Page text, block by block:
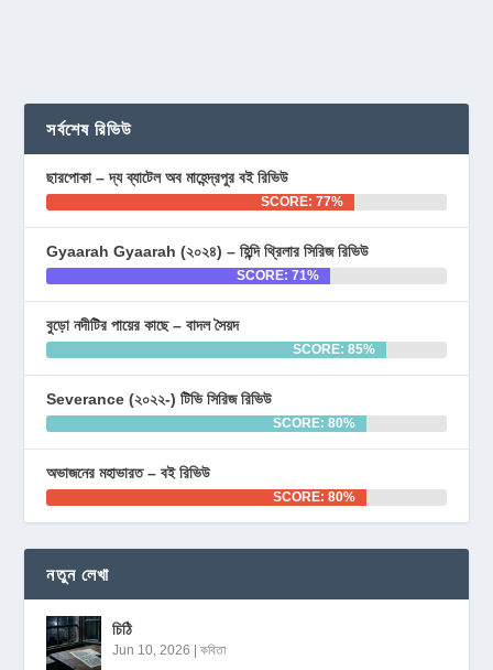
সর্বশেষ রিভিউ
ছারপোকা – দ্য ব্যাটেল অব মাহেন্দ্রপুর বই রিভিউ
SCORE: 77%
Gyaarah Gyaarah (২০২৪) – হিন্দি থ্রিলার সিরিজ রিভিউ
SCORE: 71%
বুড়ো নদীটির পায়ের কাছে – বাদল সৈয়দ
SCORE: 85%
Severance (২০২২-) টিভি সিরিজ রিভিউ
SCORE: 80%
অভাজনের মহাভারত – বই রিভিউ
SCORE: 80%
নতুন লেখা
চিঠি
Jun 10, 2026 |কবিতা